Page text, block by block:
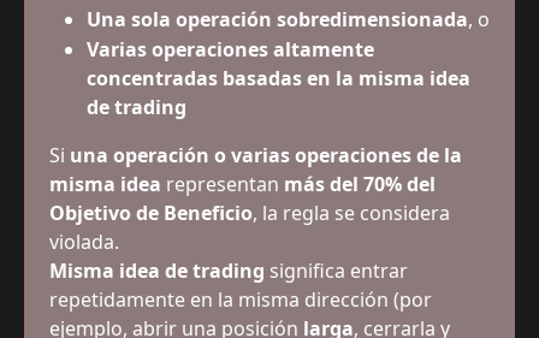
Una sola operación sobredimensionada, o
Varias operaciones altamente
concentradas basadas en la misma idea
de trading
Si una operación o varias operaciones de la
misma idea representan más del 70% del
Objetivo de Beneficio, la regla se considera
violada.
Misma idea de trading significa entrar
repetidamente en la misma dirección (por
ejemplo, abrir una posición larga, cerrarla y